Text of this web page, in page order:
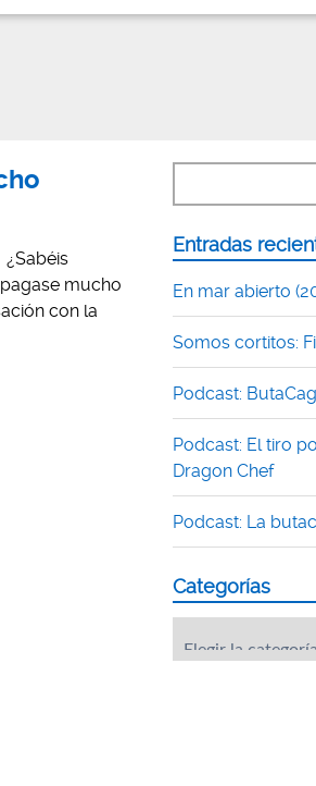
mucho
con la
Entradas
En mar abierto
Somos cortitos:
Podcast:
Podcast: El tiro
Dragon Chef
Podcast: La
Categorías